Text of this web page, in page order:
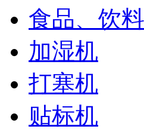
食品、饮
加湿机
打塞机
贴标机